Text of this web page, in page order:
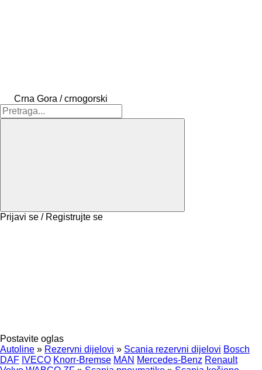
Crna Gora / crnogorski
Prijavi se / Registrujte se
Postavite oglas
Autoline » Rezervni dijelovi » Scania rezervni dijelovi Bosch
DAF IVECO Knorr-Bremse MAN Mercedes-Benz Renault